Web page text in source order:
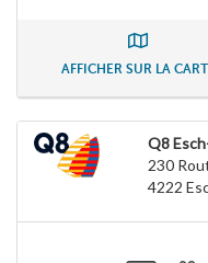
AFFICHER SUR LA
Q8
230
4222